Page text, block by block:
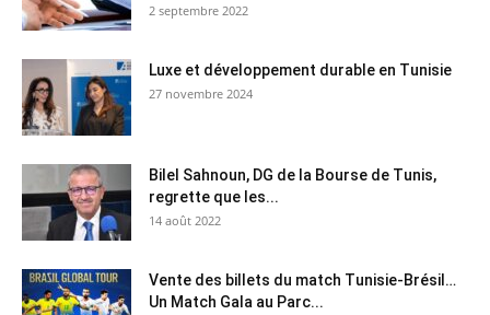
2 septembre 2022
Luxe et développement durable en Tunisie
27 novembre 2024
Bilel Sahnoun, DG de la Bourse de Tunis,
regrette que les...
14 août 2022
Vente des billets du match Tunisie-Brésil…
Un Match Gala au Parc...